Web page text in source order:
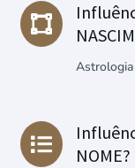

Astrologia

NOME?